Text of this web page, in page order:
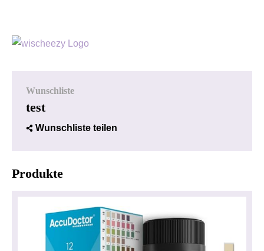
Wunschliste
test
Wunschliste teilen
Produkte